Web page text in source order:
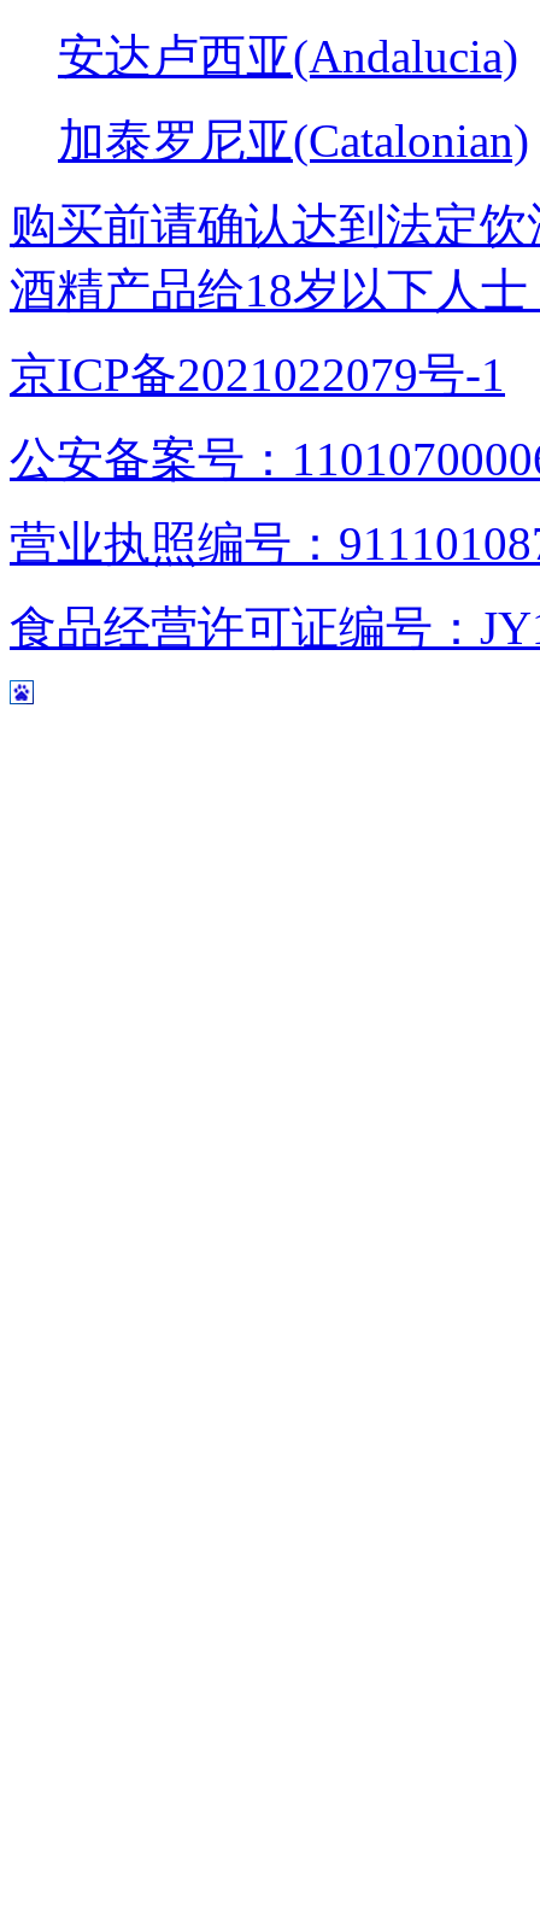
安达卢西亚(Andalucia)
加泰罗尼亚(Catalonian)
购买前请确认达到法定
酒精产品给18岁以下人士
京ICP备2021022079号-1
公安备案号：
营业执照编号：
食品经营许可证编号：